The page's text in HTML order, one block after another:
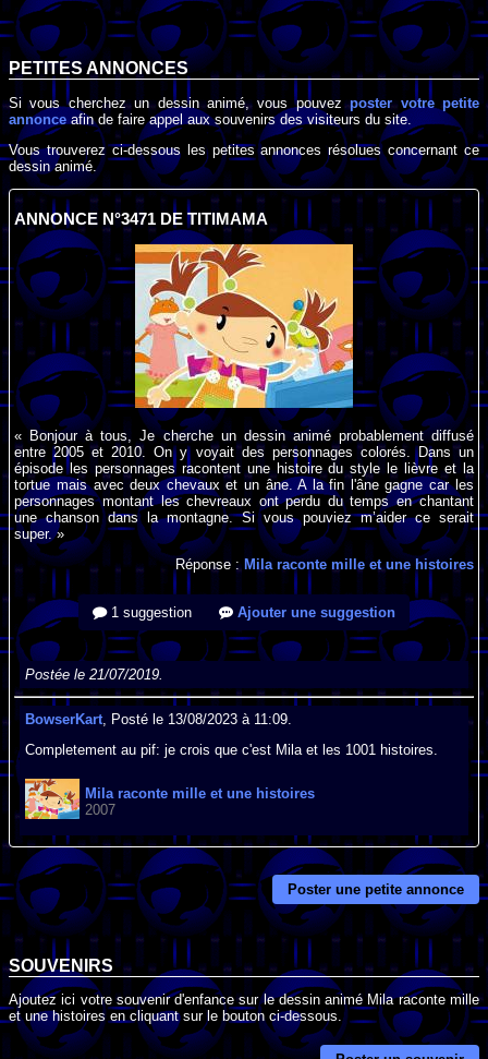
PETITES ANNONCES
Si vous cherchez un dessin animé, vous pouvezposter votre petite
annonce afin de faire appel aux souvenirs des visiteurs du site.
Vous trouverez ci-dessous les petites annonces résolues concernant ce
dessin animé.
ANNONCE N°3471 DE TITIMAMA
« Bonjour à tous, Je cherche un dessin animé probablement diffusé
entre 2005 et 2010. On y voyait des personnages colorés. Dans un
épisode les personnages racontent une histoire du style le lièvre et la
tortue mais avec deux chevaux et un âne. A la fin l'âne gagne car les
personnages montant les chevreaux ont perdu du temps en chantant
une chanson dans la montagne. Si vous pouviez m’aider ce serait
super. »
Réponse : Mila raconte mille et une histoires
1 suggestion Ajouter une suggestion
Postée le 21/07/2019.
BowserKart , Posté le 13/08/2023 à 11:09.
Completement au pif: je crois que c'est Mila et les 1001 histoires.
Mila raconte mille et une histoires
2007
Poster une petite annonce
SOUVENIRS
Ajoutez ici votre souvenir d'enfance sur le dessin animé Mila raconte mille
et une histoires en cliquant sur le bouton ci-dessous.